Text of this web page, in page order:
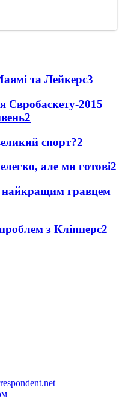
та Лейкерс3
Євробаскету-2015
2
спорт?2
але ми готові2
найкращим гравцем
з Кліпперс2